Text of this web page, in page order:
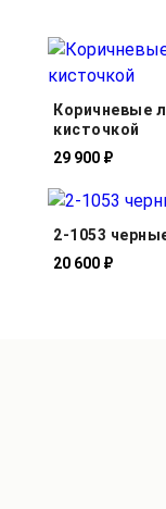
Коричневые
кисточкой
29 900 ₽
2-1053
20 600 ₽